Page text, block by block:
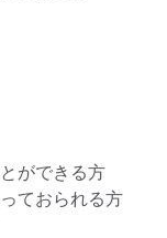
ができる方
ておられる方